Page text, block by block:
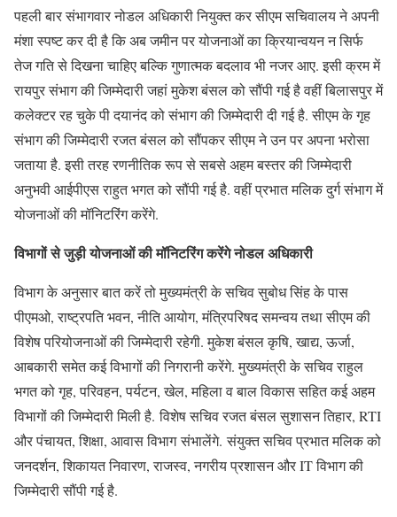
पहली बार संभागवार नोडल अधिकारी नियुक्त कर सीएम सचिवालय ने अपनी
मंशा स्पष्ट कर दी है कि अब जमीन पर योजनाओं का क्रियान्वयन न सिर्फ
तेज गति से दिखना चाहिए बल्कि गुणात्मक बदलाव भी नजर आए. इसी क्रम में
रायपुर संभाग की जिम्मेदारी जहां मुकेश बंसल को सौंपी गई है वहीं बिलासपुर में
कलेक्टर रह चुके पी दयानंद को संभाग की जिम्मेदारी दी गई है. सीएम के गृह
संभाग की जिम्मेदारी रजत बंसल को सौंपकर सीएम ने उन पर अपना भरोसा
जताया है. इसी तरह रणनीतिक रूप से सबसे अहम बस्तर की जिम्मेदारी
अनुभवी आईपीएस राहुत भगत को सौंपी गई है. वहीं प्रभात मलिक दुर्ग संभाग में
योजनाओं की मॉनिटरिंग करेंगे.
विभागों से जुड़ी योजनाओं की मॉनिटरिंग करेंगे नोडल अधिकारी
विभाग के अनुसार बात करें तो मुख्यमंत्री के सचिव सुबोध सिंह के पास
पीएमओ, राष्ट्रपति भवन, नीति आयोग, मंत्रिपरिषद समन्वय तथा सीएम की
विशेष परियोजनाओं की जिम्मेदारी रहेगी. मुकेश बंसल कृषि, खाद्य, ऊर्जा,
आबकारी समेत कई विभागों की निगरानी करेंगे. मुख्यमंत्री के सचिव राहुल
भगत को गृह, परिवहन, पर्यटन, खेल, महिला व बाल विकास सहित कई अहम
विभागों की जिम्मेदारी मिली है. विशेष सचिव रजत बंसल सुशासन तिहार, RTI
और पंचायत, शिक्षा, आवास विभाग संभालेंगे. संयुक्त सचिव प्रभात मलिक को
जनदर्शन, शिकायत निवारण, राजस्व, नगरीय प्रशासन और IT विभाग की
जिम्मेदारी सौंपी गई है.